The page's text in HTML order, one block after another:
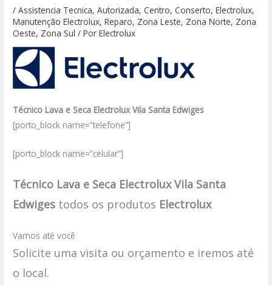
/Assistencia Tecnica,Autorizada,Centro,Conserto,Electrolux,
Manutenção Electrolux,Reparo, Zona Leste, Zona Norte, Zona
Oeste, Zona Sul / PorElectrolux
Técnico Lava e Seca Electrolux Vila Santa Edwiges
[porto_block name=”telefone”]
[porto_block name=”celular”]
Técnico Lava e Seca Electrolux Vila Santa
Edwiges todos os produtos Electrolux
Vamos até você
Solicite uma visita ou orçamento e iremos até
o local.